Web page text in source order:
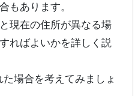
もあります。
現在の住所が異なる場
ればよいかを詳しく説
場合を考えてみましょ